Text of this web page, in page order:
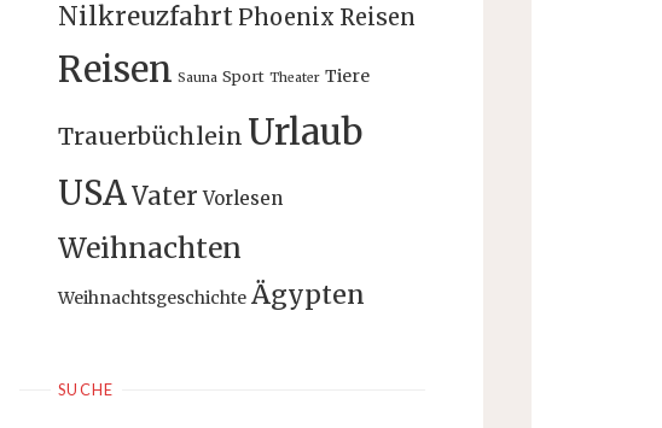
Nilkreuzfahrt Phoenix Reisen
Reisen Sauna Sport Theater Tiere
Trauerbüchlein Urlaub
USAVater Vorlesen
Weihnachten
Weihnachtsgeschichte Ägypten
SUCHE